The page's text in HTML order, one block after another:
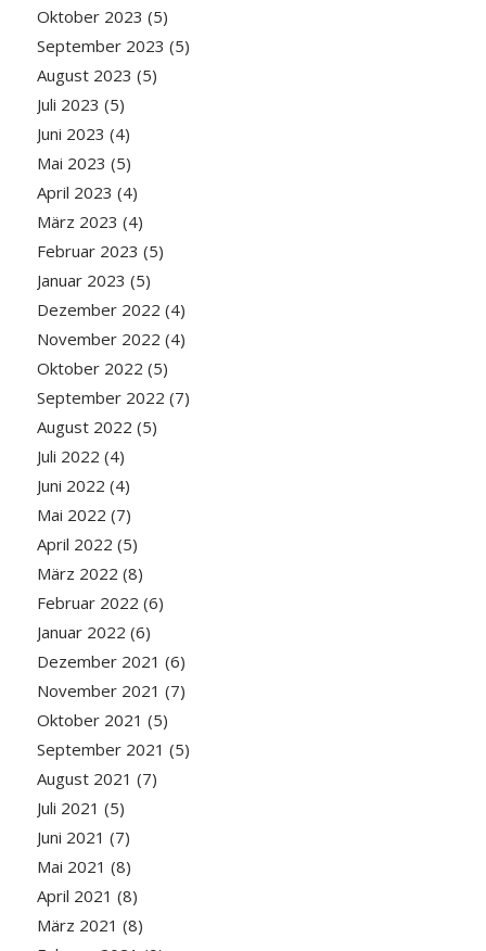
Oktober 2023 (5)
September 2023 (5)
August 2023 (5)
Juli 2023 (5)
Juni 2023 (4)
Mai 2023 (5)
April 2023 (4)
März 2023 (4)
Februar 2023 (5)
Januar 2023 (5)
Dezember 2022 (4)
November 2022 (4)
Oktober 2022 (5)
September 2022 (7)
August 2022 (5)
Juli 2022 (4)
Juni 2022 (4)
Mai 2022 (7)
April 2022 (5)
März 2022 (8)
Februar 2022 (6)
Januar 2022 (6)
Dezember 2021 (6)
November 2021 (7)
Oktober 2021 (5)
September 2021 (5)
August 2021 (7)
Juli 2021 (5)
Juni 2021 (7)
Mai 2021 (8)
April 2021 (8)
März 2021 (8)